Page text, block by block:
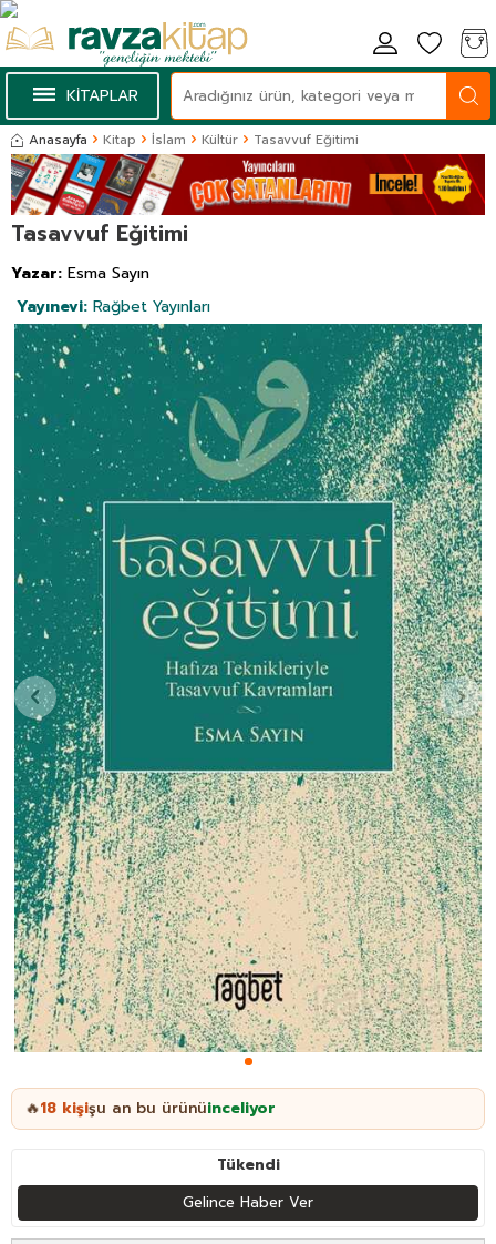
KİTAPLAR
Anasayfa Kitap İslam Kültür Tasavvuf Eğitimi
Tasavvuf Eğitimi
Yazar: Esma Sayın
Yayınevi: Rağbet Yayınları
🔥18 kişişu an bu ürünüinceliyor
Tükendi
Gelince Haber Ver